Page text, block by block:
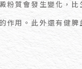
粉質會發生變化，比
作用。此外還有健